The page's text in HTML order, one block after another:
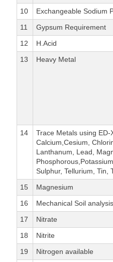
10
Exchangeable Sodium
11
Gypsum Requirement
12
H.Acid
13
Heavy Metal
14
Trace Metals using ED-
Calcium,Cesium,
Lanthanum, Lead,
Sulphur, Tellurium, Tin,
15 Magnesium
16
Mechanical Soil
17
Nitrate
18
Nitrite
19
Nitrogen available